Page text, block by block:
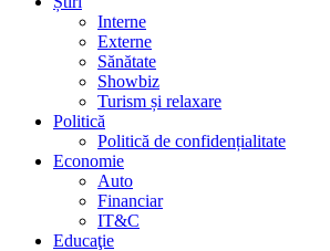
Interne
Externe
Sănătate
Showbiz
Turism și relaxare
Politică
Politică de confidențialitate
Economie
Auto
Financiar
IT&C
Educaţie